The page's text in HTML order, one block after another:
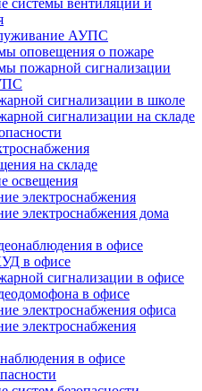
системы вентиляции и
АУПС
оповещения о пожаре
пожарной сигнализации
сигнализации в школе
сигнализации на складе
на складе
освещения
электроснабжения
электроснабжения дома
в офисе
в офисе
сигнализации в офисе
в офисе
электроснабжения офиса
электроснабжения
в офисе